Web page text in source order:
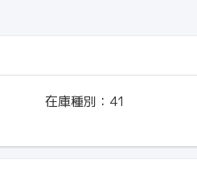
在庫種別： 41